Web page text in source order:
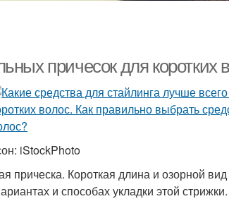
причесок для коротких
iStockPhoto
прическа. Короткая длина и озорной
и способах укладки этой стрижки.